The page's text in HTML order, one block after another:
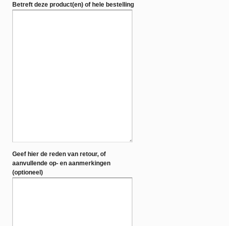
Betreft deze product(en) of hele bestelling
Geef hier de reden van retour, of
aanvullende op- en aanmerkingen
(optioneel)